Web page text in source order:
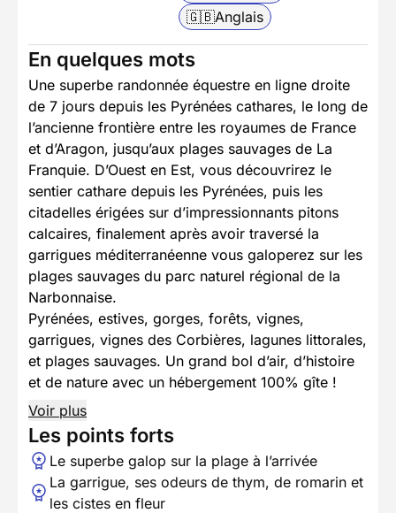
🇬🇧Anglais
En quelques mots
Une superbe randonnée équestre en ligne droite
de 7 jours depuis les Pyrénées cathares, le long de
l’ancienne frontière entre les royaumes de France
et d’Aragon, jusqu’aux plages sauvages de La
Franquie. D’Ouest en Est, vous découvrirez le
sentier cathare depuis les Pyrénées, puis les
citadelles érigées sur d’impressionnants pitons
calcaires, finalement après avoir traversé la
garrigues méditerranéenne vous galoperez sur les
plages sauvages du parc naturel régional de la
Narbonnaise.
Pyrénées, estives, gorges, forêts, vignes,
garrigues, vignes des Corbières, lagunes littorales,
et plages sauvages. Un grand bol d’air, d’histoire
et de nature avec un hébergement 100% gîte !
Voir plus
Les points forts
Le superbe galop sur la plage à l’arrivée
La garrigue, ses odeurs de thym, de romarin et
les cistes en fleur